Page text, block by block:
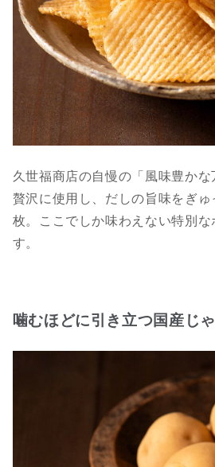
久世福商店の自慢の「風味豊かな
贅沢に使用し、だしの旨味をぎ
枚。ここでしか味わえない特別
す。
噛むほどに引き立つ国産じ